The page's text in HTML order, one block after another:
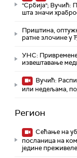
"Србија"; Вучић:
шта значи
Приштина,
ратне злочине у
УНС:
извештавање
Вучић:
или недељама,
Регион
Сећање на
посланица на
једине преживеле